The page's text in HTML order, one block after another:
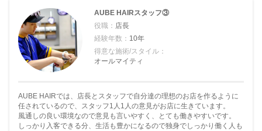
AUBE HAIRスタッフ③
役職： 店長
経験年数： 10年
得意な施術/スタイル：
オールマイティ
AUBE HAIRでは、店長とスタッフで自分達の理想のお店を作るように
任されているので、スタッフ1人1人の意見がお店に生きています。
風通しの良い環境なので意見も言いやすく、とても働きやすいです。
しっかり入客できる分、生活も豊かになるので独身でしっかり働く人も